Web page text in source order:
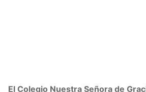
El Colegio Nuestra Señora de